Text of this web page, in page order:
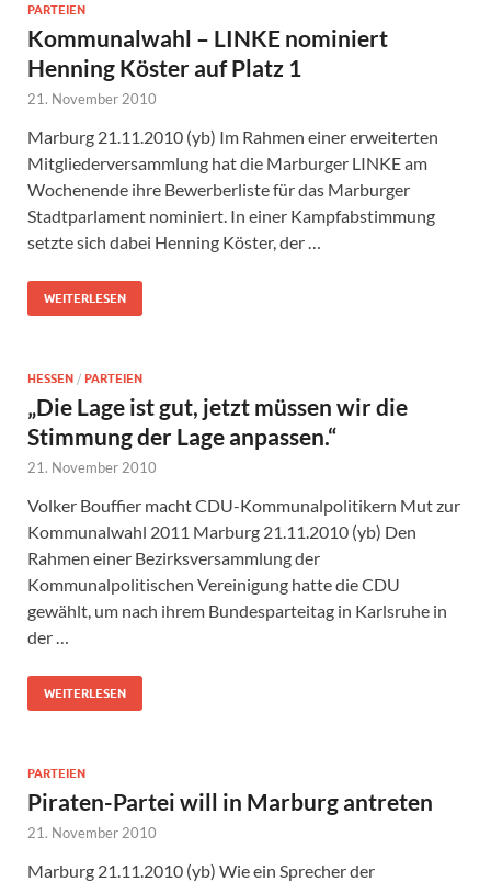
PARTEIEN
Kommunalwahl – LINKE nominiert
Henning Köster auf Platz 1
21. November 2010
Marburg 21.11.2010 (yb) Im Rahmen einer erweiterten
Mitgliederversammlung hat die Marburger LINKE am
Wochenende ihre Bewerberliste für das Marburger
Stadtparlament nominiert. In einer Kampfabstimmung
setzte sich dabei Henning Köster, der …
WEITERLESEN
HESSEN / PARTEIEN
„Die Lage ist gut, jetzt müssen wir die
Stimmung der Lage anpassen.“
21. November 2010
Volker Bouffier macht CDU-Kommunalpolitikern Mut zur
Kommunalwahl 2011 Marburg 21.11.2010 (yb) Den
Rahmen einer Bezirksversammlung der
Kommunalpolitischen Vereinigung hatte die CDU
gewählt, um nach ihrem Bundesparteitag in Karlsruhe in
der …
WEITERLESEN
PARTEIEN
Piraten-Partei will in Marburg antreten
21. November 2010
Marburg 21.11.2010 (yb) Wie ein Sprecher der